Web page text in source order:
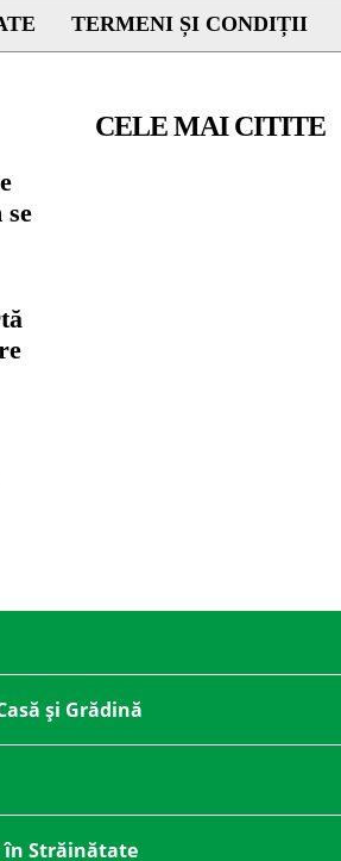
TERMENI ȘI CONDIȚII
se
CELE MAI CITITE
și Grădină
în Străinătate